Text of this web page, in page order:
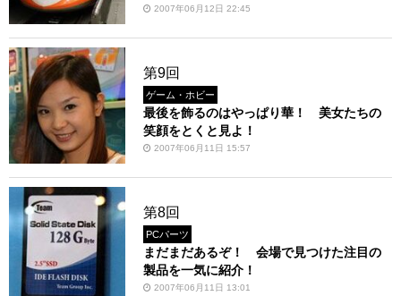
2007年06月12日 22:45
第9回
ゲーム・ホビー
最後を飾るのはやっぱり華！ 美女たちの
笑顔をとくと見よ！
2007年06月11日 15:57
第8回
PCパーツ
まだまだあるぞ！ 会場で見つけた注目の
製品を一気に紹介！
2007年06月11日 13:01